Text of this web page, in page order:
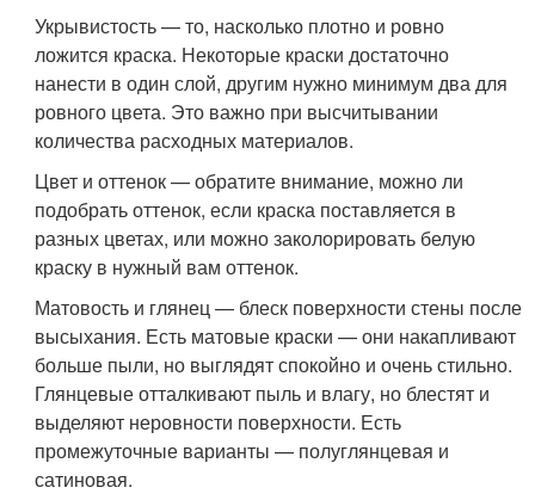
Укрывистость — то, насколько плотно и ровно
ложится краска. Некоторые краски достаточно
нанести в один слой, другим нужно минимум два для
ровного цвета. Это важно при высчитывании
количества расходных материалов.
Цвет и оттенок — обратите внимание, можно ли
подобрать оттенок, если краска поставляется в
разных цветах, или можно заколорировать белую
краску в нужный вам оттенок.
Матовость и глянец — блеск поверхности стены после
высыхания. Есть матовые краски — они накапливают
больше пыли, но выглядят спокойно и очень стильно.
Глянцевые отталкивают пыль и влагу, но блестят и
выделяют неровности поверхности. Есть
промежуточные варианты — полуглянцевая и
сатиновая.